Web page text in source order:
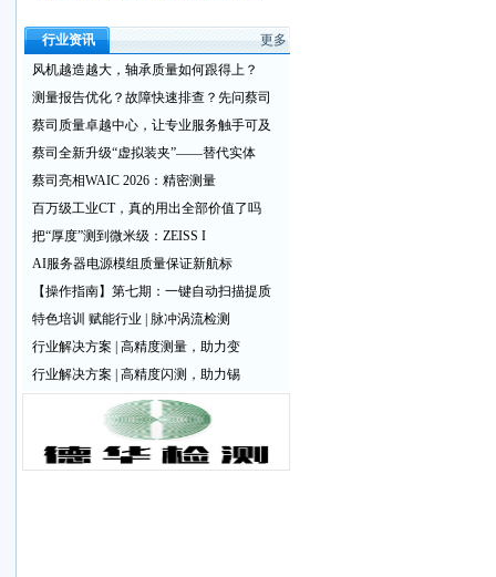
行业资讯
更多
风机越造越大，轴承质量如何跟得上？
测量报告优化？故障快速排查？先问蔡司
蔡司质量卓越中心，让专业服务触手可及
蔡司全新升级“虚拟装夹”——替代实体
蔡司亮相WAIC 2026：精密测量
百万级工业CT，真的用出全部价值了吗
把“厚度”测到微米级：ZEISS I
AI服务器电源模组质量保证新航标
【操作指南】第七期：一键自动扫描提质
特色培训 赋能行业 | 脉冲涡流检测
行业解决方案 | 高精度测量，助力变
行业解决方案 | 高精度闪测，助力锡